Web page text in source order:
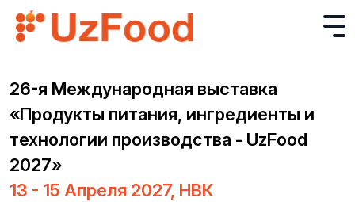
26-я Международная выставка
«Продукты питания, ингредиенты и
технологии производства - UzFood
2027»
13 - 15 Апреля 2027, НВК